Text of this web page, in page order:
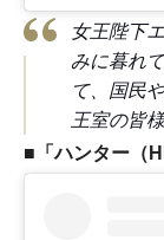
女王陛下
みに暮れ
て、国民
王室の皆
■「ハンター（